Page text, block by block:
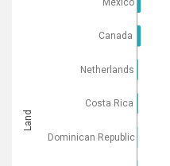
Mexico
Canada
Netherlands
Costa Rica
Dominican Republic
Land